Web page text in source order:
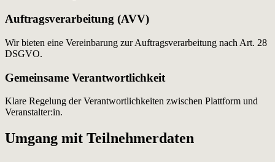
Auftragsverarbeitung (AVV)
Wir bieten eine Vereinbarung zur Auftragsverarbeitung nach Art. 28
DSGVO.
Gemeinsame Verantwortlichkeit
Klare Regelung der Verantwortlichkeiten zwischen Plattform und
Veranstalter:in.
Umgang mit Teilnehmerdaten